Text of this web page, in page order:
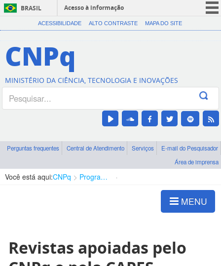
BRASIL
Acesso à informação
CORONAVÍRUS (COVID-19)
Canais
ACESSIBILIDADE ALTO CONTRASTE MAPA DO SITE
CNPq
MINISTÉRIO DA CIÊNCIA, TECNOLOGIA E INOVAÇÕES
Perguntas frequentes Central de Atendimento Serviços
E-mail do Pesquisador
Área de imprensa
Você está aqui:CNPq Programa Editorial
MENU
Revistas apoiadas pelo